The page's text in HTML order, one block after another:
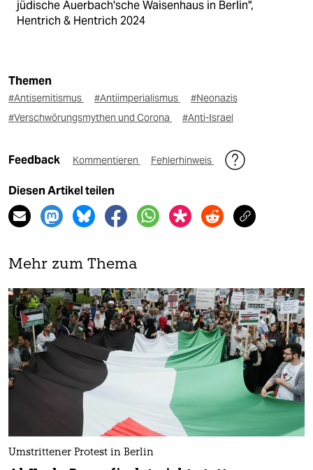
jüdische Auerbach'sche Waisenhaus in Berlin",
Hentrich & Hentrich 2024
Themen
#Antisemitismus #Antiimperialismus
#Neonazis
#Verschwörungsmythen und Corona
#Anti-Israel
Feedback Kommentieren Fehlerhinweis
Diesen Artikel teilen
Mehr zum Thema
Umstrittener Protest in Berlin